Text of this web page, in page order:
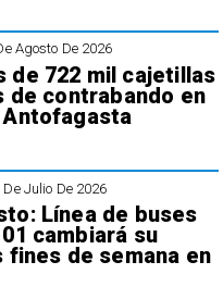
Agosto De 2026
de 722 mil cajetillas
de contrabando en
Antofagasta
De Julio De 2026
Línea de buses
cambiará su
de semana en